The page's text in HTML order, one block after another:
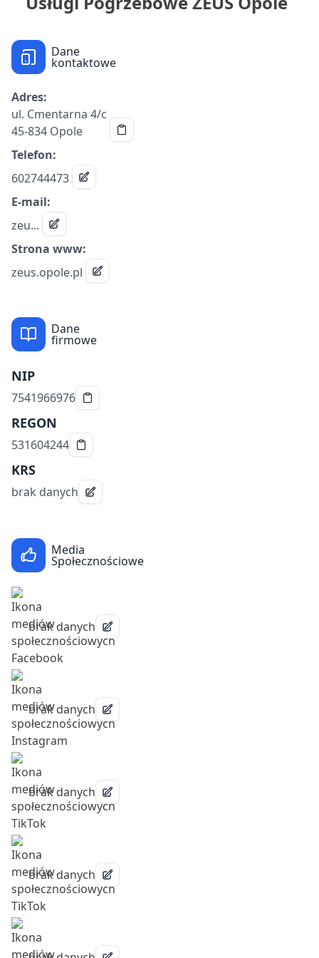
Dane
kontaktowe
Adres:
ul. Cmentarna 4/c
45-834 Opole
Telefon:
602744473
E-mail:
zeu...
Strona www:
zeus.opole.pl
Dane
firmowe
NIP
7541966976
REGON
531604244
KRS
brak danych
Media
Społecznościowe
brak danych
brak danych
brak danych
brak danych